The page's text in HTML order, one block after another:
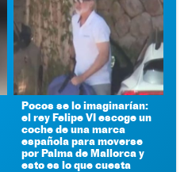
Pocos se lo imaginarían:
el rey Felipe VI escoge un
coche de una marca
española para moverse
por Palma de Mallorca y
esto es lo que cuesta